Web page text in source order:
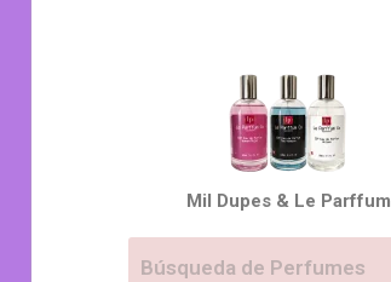
Mil Dupes & Le Parffum